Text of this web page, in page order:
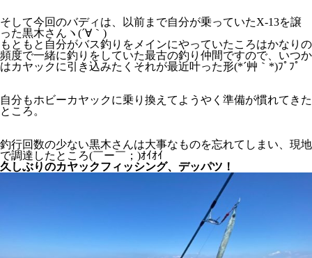
そして今回のバディは、以前まで自分が乗っていたX-13を譲
った黒木さんヽ(´∀｀)
もともと自分がバス釣りをメインにやっていたころはかなりの
頻度で一緒に釣りをしていた最古の釣り仲間ですので、いつか
はカヤックに引き込みたくそれが最近叶った形(*´艸｀*)ﾌﾟﾌﾟ
自分もホビーカヤックに乗り換えてようやく準備が慣れてきた
ところ。
釣行回数の少ない黒木さんは大事なものを忘れてしまい、現地
で調達したところ(￣ー￣；)ｵｲｵｲ
久しぶりのカヤックフィッシング、デッパツ！